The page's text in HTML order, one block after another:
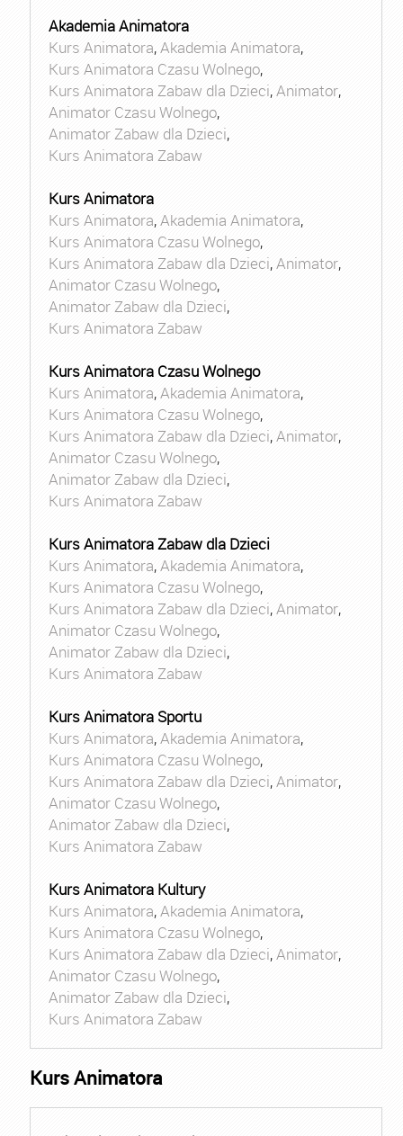
Akademia Animatora
Kurs Animatora,Akademia Animatora,
Kurs Animatora Czasu Wolnego,
Kurs Animatora Zabaw dla Dzieci,Animator,
Animator Czasu Wolnego,
Animator Zabaw dla Dzieci,
Kurs Animatora Zabaw
Kurs Animatora
Kurs Animatora,Akademia Animatora,
Kurs Animatora Czasu Wolnego,
Kurs Animatora Zabaw dla Dzieci,Animator,
Animator Czasu Wolnego,
Animator Zabaw dla Dzieci,
Kurs Animatora Zabaw
Kurs Animatora Czasu Wolnego
Kurs Animatora,Akademia Animatora,
Kurs Animatora Czasu Wolnego,
Kurs Animatora Zabaw dla Dzieci,Animator,
Animator Czasu Wolnego,
Animator Zabaw dla Dzieci,
Kurs Animatora Zabaw
Kurs Animatora Zabaw dla Dzieci
Kurs Animatora,Akademia Animatora,
Kurs Animatora Czasu Wolnego,
Kurs Animatora Zabaw dla Dzieci,Animator,
Animator Czasu Wolnego,
Animator Zabaw dla Dzieci,
Kurs Animatora Zabaw
Kurs Animatora Sportu
Kurs Animatora,Akademia Animatora,
Kurs Animatora Czasu Wolnego,
Kurs Animatora Zabaw dla Dzieci,Animator,
Animator Czasu Wolnego,
Animator Zabaw dla Dzieci,
Kurs Animatora Zabaw
Kurs Animatora Kultury
Kurs Animatora,Akademia Animatora,
Kurs Animatora Czasu Wolnego,
Kurs Animatora Zabaw dla Dzieci,Animator,
Animator Czasu Wolnego,
Animator Zabaw dla Dzieci,
Kurs Animatora Zabaw
Kurs Animatora